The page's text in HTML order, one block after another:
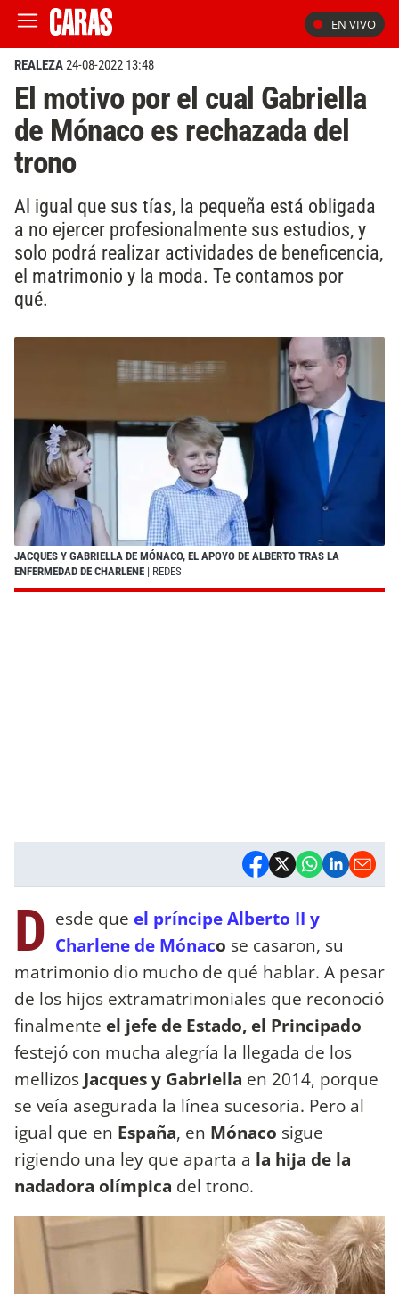
EN VIVO
REALEZA24-08-2022 13:48
El motivo por el cual Gabriella
de Mónaco es rechazada del
trono
Al igual que sus tías, la pequeña está obligada
a no ejercer profesionalmente sus estudios, y
solo podrá realizar actividades de beneficencia,
el matrimonio y la moda. Te contamos por
qué.
JACQUES Y GABRIELLA DE MÓNACO, EL APOYO DE ALBERTO TRAS LA
ENFERMEDAD DE CHARLENE | REDES
D esde que el príncipe Alberto II y
Charlene de Mónaco se casaron, su
matrimonio dio mucho de qué hablar. A pesar
de los hijos extramatrimoniales que reconoció
finalmente el jefe de Estado, el Principado
festejó con mucha alegría la llegada de los
mellizos Jacques y Gabriella en 2014, porque
se veía asegurada la línea sucesoria. Pero al
igual que en España, en Mónaco sigue
rigiendo una ley que aparta a la hija de la
nadadora olímpica del trono.